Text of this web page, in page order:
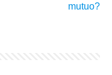
mutuo?